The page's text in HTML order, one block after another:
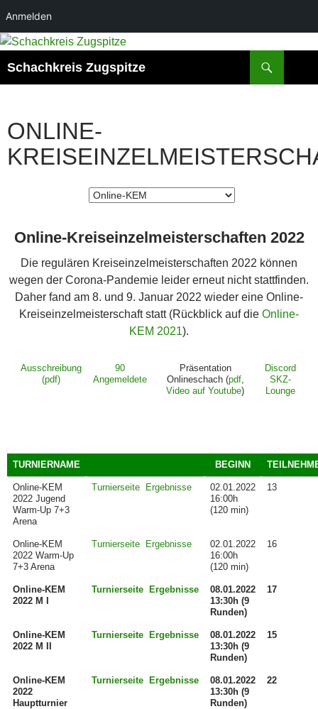
Anmelden
Schachkreis Zugspitze
ONLINE-
Online-Kreiseinzelmeisterschaften 2022
Die regulären Kreiseinzelmeisterschaften 2022 können
wegen der Corona-Pandemie leider erneut nicht stattfinden.
Daher fand am 8. und 9. Januar 2022 wieder eine Online-
Kreiseinzelmeisterschaft statt (Rückblick auf die Online-
KEM 2021).
Ausschreibung
(pdf)
90
Angemeldete
Präsentation
Onlineschach (pdf,
Video auf Youtube)
Discord
SKZ-
Lounge
TURNIERNAME BEGINN
Online-KEM
2022 Jugend
Warm-Up 7+3
Arena
Turnierseite Ergebnisse
02.01.2022
16:00h
(120 min)
13
Online-KEM
2022 Warm-Up
7+3 Arena
Turnierseite Ergebnisse
02.01.2022
16:00h
(120 min)
16
Online-KEM
2022 M I
Turnierseite Ergebnisse
08.01.2022
13:30h (9
Runden)
17
Online-KEM
2022 M II
Turnierseite Ergebnisse
08.01.2022
13:30h (9
Runden)
15
Online-KEM
2022
Hauptturnier
Turnierseite Ergebnisse
08.01.2022
13:30h (9
Runden)
22